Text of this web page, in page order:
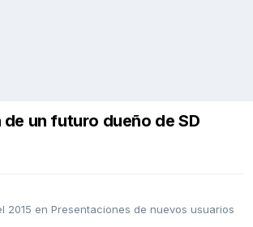
un futuro dueño de SD
2015 en Presentaciones de nuevos usuarios